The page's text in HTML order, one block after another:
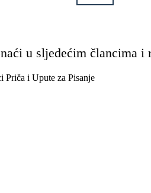
u sljedećim člancima i